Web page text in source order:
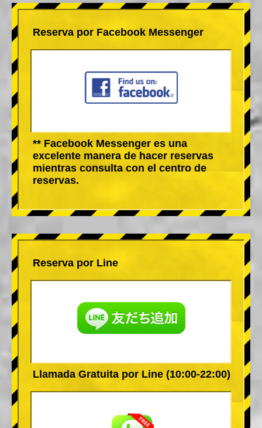
Reserva por Facebook Messenger
** Facebook Messenger es una
excelente manera de hacer reservas
mientras consulta con el centro de
reservas.
Reserva por Line
Llamada Gratuita por Line (10:00-22:00)